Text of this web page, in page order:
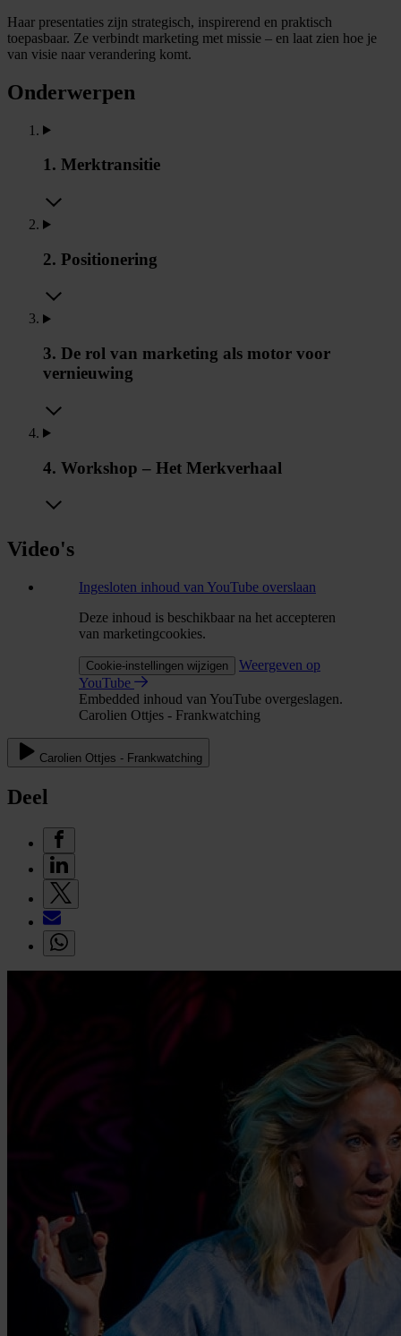
Haar presentaties zijn strategisch, inspirerend en praktisch
toepasbaar. Ze verbindt marketing met missie – en laat zien hoe je
van visie naar verandering komt.
Onderwerpen
1. Merktransitie
2. Positionering
3. De rol van marketing als motor voor
vernieuwing
4. Workshop – Het Merkverhaal
Video's
Ingesloten inhoud van YouTube overslaan
Deze inhoud is beschikbaar na het accepteren
van marketingcookies.
Cookie-instellingen wijzigen
Weergeven op
YouTube
Embedded inhoud van YouTube overgeslagen.
Carolien Ottjes - Frankwatching
Carolien Ottjes - Frankwatching
Deel